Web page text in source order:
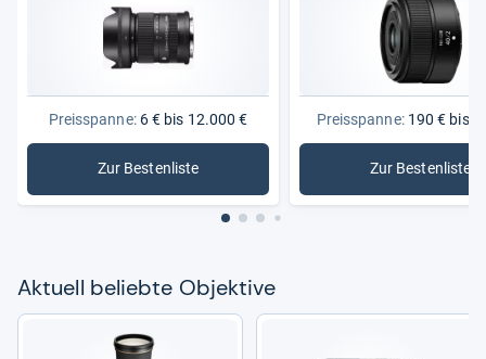
Preisspanne:6 € bis 12.000 €
Zur Bestenliste
: Objektive
Preisspanne:190 € bis
Zur Bestenliste
: Nikon
Aktu­ell beliebte Objek­tive